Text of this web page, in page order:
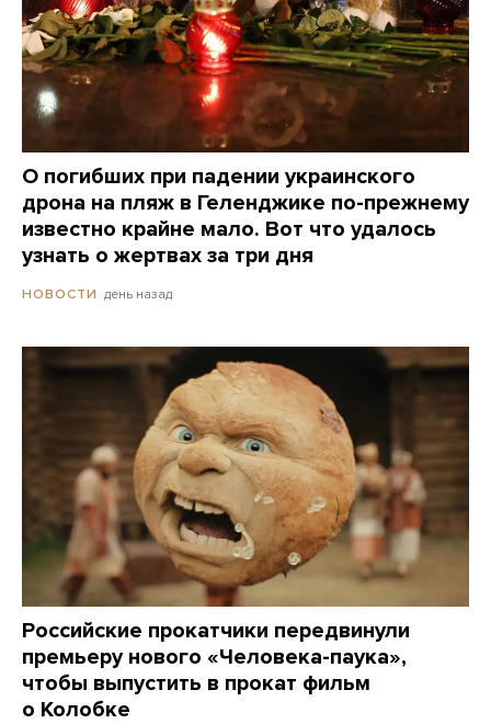
О погибших при падении украинского
дрона на пляж в Геленджике по-прежнему
известно крайне мало. Вот что удалось
узнать о жертвах за три дня
НОВОСТИ день назад
Российские прокатчики передвинули
премьеру нового «Человека-паука»,
чтобы выпустить в прокат фильм
о Колобке